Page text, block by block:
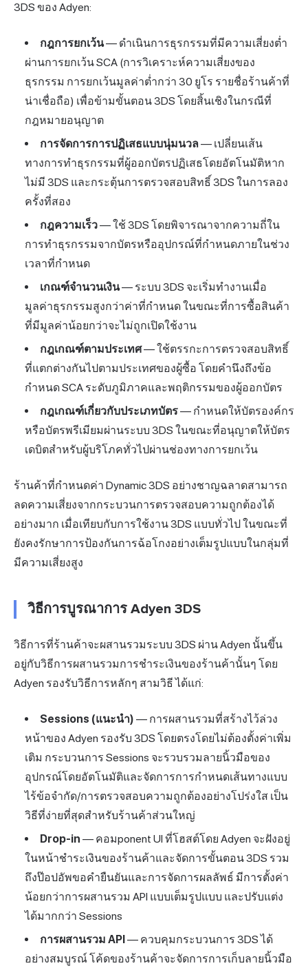
3DS ของ Adyen:
กฎการยกเว้น— ดำเนินการธุรกรรมที่มีความเสี่ยงต่ำ
ผ่านการยกเว้น SCA (การวิเคราะห์ความเสี่ยงของ
ธุรกรรม การยกเว้นมูลค่าต่ำกว่า 30 ยูโร รายชื่อร้านค้าที่
น่าเชื่อถือ) เพื่อข้ามขั้นตอน 3DS โดยสิ้นเชิงในกรณีที่
กฎหมายอนุญาต
การจัดการการปฏิเสธแบบนุ่มนวล— เปลี่ยนเส้น
ทางการทำธุรกรรมที่ผู้ออกบัตรปฏิเสธโดยอัตโนมัติหาก
ไม่มี 3DS และกระตุ้นการตรวจสอบสิทธิ์ 3DS ในการลอง
ครั้งที่สอง
กฎความเร็ว— ใช้ 3DS โดยพิจารณาจากความถี่ใน
การทำธุรกรรมจากบัตรหรืออุปกรณ์ที่กำหนดภายในช่วง
เวลาที่กำหนด
เกณฑ์จำนวนเงิน— ระบบ 3DS จะเริ่มทำงานเมื่อ
มูลค่าธุรกรรมสูงกว่าค่าที่กำหนด ในขณะที่การซื้อสินค้า
ที่มีมูลค่าน้อยกว่าจะไม่ถูกเปิดใช้งาน
กฎเกณฑ์ตามประเทศ— ใช้ตรรกะการตรวจสอบสิทธิ์
ที่แตกต่างกันไปตามประเทศของผู้ซื้อ โดยคำนึงถึงข้อ
กำหนด SCA ระดับภูมิภาคและพฤติกรรมของผู้ออกบัตร
กฎเกณฑ์เกี่ยวกับประเภทบัตร— กำหนดให้บัตรองค์กร
หรือบัตรพรีเมียมผ่านระบบ 3DS ในขณะที่อนุญาตให้บัตร
เดบิตสำหรับผู้บริโภคทั่วไปผ่านช่องทางการยกเว้น
ร้านค้าที่กำหนดค่า Dynamic 3DS อย่างชาญฉลาดสามารถ
ลดความเสี่ยงจากกระบวนการตรวจสอบความถูกต้องได้
อย่างมาก เมื่อเทียบกับการใช้งาน 3DS แบบทั่วไป ในขณะที่
ยังคงรักษาการป้องกันการฉ้อโกงอย่างเต็มรูปแบบในกลุ่มที่
มีความเสี่ยงสูง
วิธีการบูรณาการ Adyen 3DS
วิธีการที่ร้านค้าจะผสานรวมระบบ 3DS ผ่าน Adyen นั้นขึ้น
อยู่กับวิธีการผสานรวมการชำระเงินของร้านค้านั้นๆ โดย
Adyen รองรับวิธีการหลักๆ สามวิธี ได้แก่:
Sessions (แนะนำ) — การผสานรวมที่สร้างไว้ล่วง
หน้าของ Adyen รองรับ 3DS โดยตรงโดยไม่ต้องตั้งค่าเพิ่ม
เติม กระบวนการ Sessions จะรวบรวมลายนิ้วมือของ
อุปกรณ์โดยอัตโนมัติและจัดการการกำหนดเส้นทางแบบ
ไร้ข้อจำกัด/การตรวจสอบความถูกต้องอย่างโปร่งใส เป็น
วิธีที่ง่ายที่สุดสำหรับร้านค้าส่วนใหญ่
Drop-in — คอมponent UI ที่โฮสต์โดย Adyen จะฝังอยู่
ในหน้าชำระเงินของร้านค้าและจัดการขั้นตอน 3DS รวม
ถึงป๊อปอัพขอคำยืนยันและการจัดการผลลัพธ์ มีการตั้งค่า
น้อยกว่าการผสานรวม API แบบเต็มรูปแบบ และปรับแต่ง
ได้มากกว่า Sessions
การผสานรวม API — ควบคุมกระบวนการ 3DS ได้
อย่างสมบูรณ์ โค้ดของร้านค้าจะจัดการการเก็บลายนิ้วมือ